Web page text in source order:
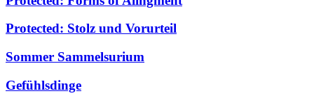
Protected: Stolz und Vorurteil
Sommer Sammelsurium
Gefühlsdinge